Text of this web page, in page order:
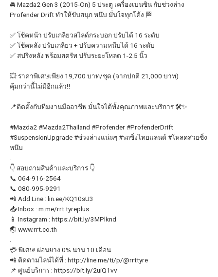
🚘 Mazda2 Gen 3 (2015-On) 5 ประตู เครื่องเบนซิน กับช่วงล่าง
Profender Drift ทำให้ขับสนุก หนึบ มั่นใจทุกโค้ง 🏁
✅ โช้คหน้า ปรับเกลียวสไลด์กระบอก ปรับได้ 16 ระดับ
✅ โช้คหลัง ปรับเกลียว + ปรับความหนึบได้ 16 ระดับ
✅ สปริงหลัง พร้อมสตรัท ปรับระยะโหลด 1-2.5 นิ้ว
💥 ราคาพิเศษเพียง 19,700 บาท/ชุด (จากปกติ 21,000 บาท)
คุ้มกว่านี้ไม่มีอีกแล้ว‼️
📍ติดตั้งกับทีมงานมืออาชีพ มั่นใจได้ทั้งคุณภาพและบริการ 🛠️✨
#Mazda2 #Mazda2Thailand #Profender#ProfenderDrift
#SuspensionUpgrade#ช่วงล่างแน่นๆ#รถซิ่งไทยแลนด์ #โหลดสวยซิ่ง
หนึบ
👇 สอบถามสินค้าและบริการ 👇
📞 064-916-2564
📞 080-995-9291
📲 Add Line : lin.ee/KQ10sU3
📥 Inbox : m.me/rrt.tyreplus
📱 Instagram : https://bit.ly/3MPlknd
🌏 www.rrt.co.th
💳 พิเศษ! ผ่อนยาง 0% นาน 10 เดือน
📲 ติดตามไลน์ได้ที่ : http://line.me/ti/p/@rrttyre
📌 ศูนย์บริการ : https://bit.ly/2uiQ1vv